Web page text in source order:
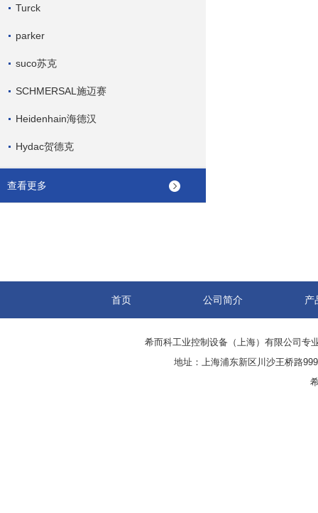
Turck
parker
suco苏克
SCHMERSAL施迈赛
Heidenhain海德汉
Hydac贺德克
查看更多
首页 公司简介 产
希而科工业控制设备（上海）有限公司专
地址：上海浦东新区川沙王桥路